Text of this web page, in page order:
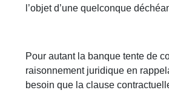
l’objet d’une quelconque
Pour autant la banque tente de
raisonnement juridique en
besoin que la clause